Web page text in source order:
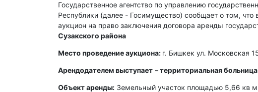
Государственное агентство по управлению
Республики (далее - Госимущество) сообщает о том,
аукцион на право заключения договора аренды
Сузакского района
Место проведение аукциона: г. Бишкек ул. Московская
Арендодателем выступает –территориальная
Объект аренды: Земельный участок площадью 5,66 кв